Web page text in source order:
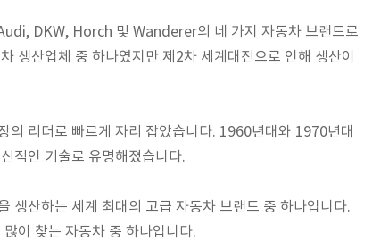
DKW, Horch 및 Wanderer의 네 가지 자동차 브랜드로
생산업체 중 하나였지만 제2차 세계대전으로 인해 생산이
의 리더로 빠르게 자리 잡았습니다. 1960년대와 1970년대
적인 기술로 유명해졌습니다.
생산하는 세계 최대의 고급 자동차 브랜드 중 하나입니다.
이 찾는 자동차 중 하나입니다.